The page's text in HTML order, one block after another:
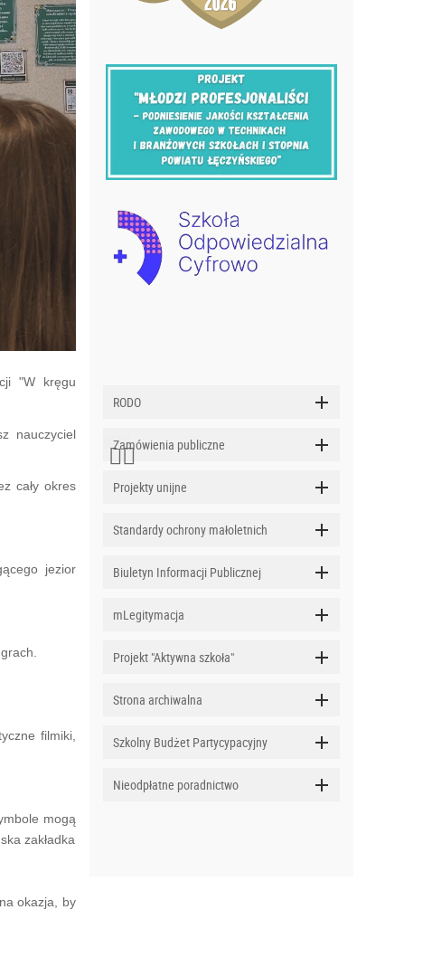
"W kręgu
nauczyciel
cały okres
jezior
filmiki,
mogą
zakładka
okazja, by
RODO
Zamówienia publiczne
Projekty unijne
Standardy ochrony małoletnich
Biuletyn Informacji Publicznej
mLegitymacja
Projekt "Aktywna szkoła"
Strona archiwalna
Szkolny Budżet Partycypacyjny
Nieodpłatne poradnictwo